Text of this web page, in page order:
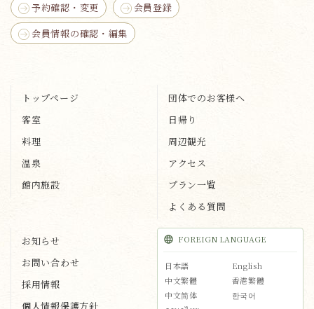
予約確認・変更
会員登録
会員情報の確認・編集
トップページ
客室
料理
温泉
館内施設
団体でのお客様へ
日帰り
周辺観光
アクセス
プラン一覧
よくある質問
お知らせ
お問い合わせ
採用情報
個人情報保護方針
FOREIGN LANGUAGE
日本語
English
中文繁體
香港繁體
中文简体
한국어